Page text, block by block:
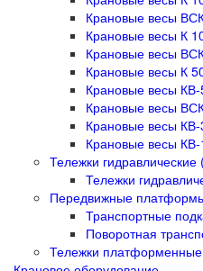
Крановые весы
Крановые весы К
Крановые весы
Крановые весы К
Крановые весы КВ-
Крановые весы
Крановые весы КВ-
Крановые весы КВ-
Тележки гидравлические
Тележки
Передвижные
Транспортные
Поворотная
Тележки платформенные